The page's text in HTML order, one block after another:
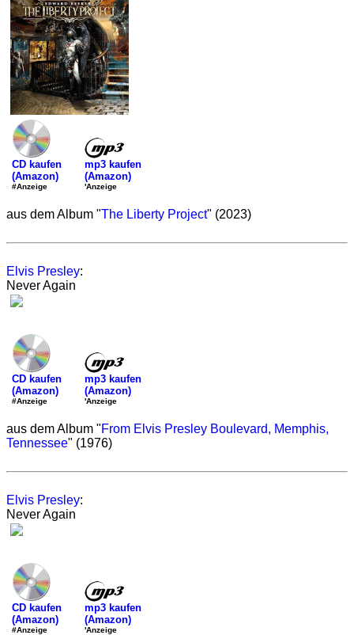
CD kaufen
(Amazon)
#Anzeige
mp3 kaufen
(Amazon)
'Anzeige
aus dem Album "The Liberty Project" (2023)
Elvis Presley:
Never Again
CD kaufen
(Amazon)
#Anzeige
mp3 kaufen
(Amazon)
'Anzeige
aus dem Album "From Elvis Presley Boulevard, Memphis,
Tennessee" (1976)
Elvis Presley:
Never Again
CD kaufen
(Amazon)
#Anzeige
mp3 kaufen
(Amazon)
'Anzeige